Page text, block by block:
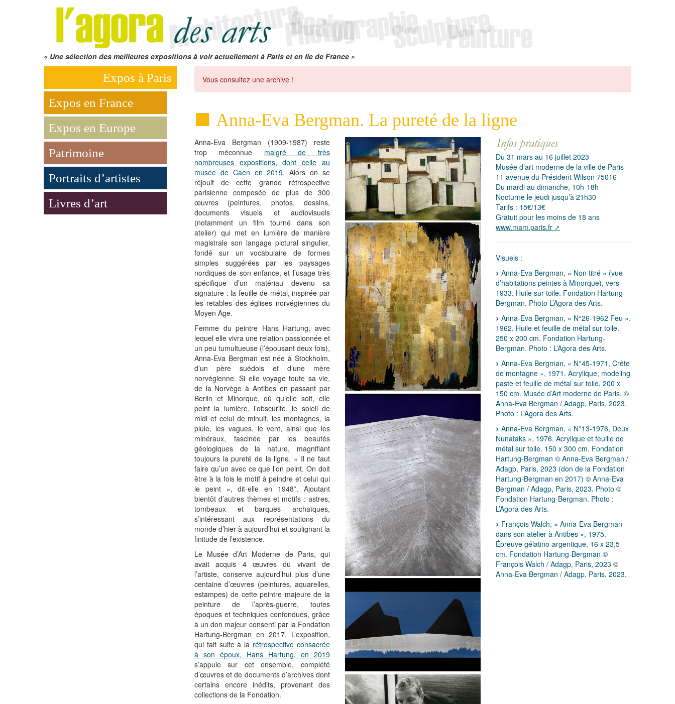
« Une sélection des meilleures expositions à voir actuellement à Paris et en Ile de France »
Expos à Paris
Expos en France
Expos en Europe
Patrimoine
Portraits d’artistes
Livres d’art
Vous consultez une archive !
Anna-Eva Bergman. La pureté de la ligne
Anna-Eva Bergman (1909-1987) reste
trop méconnue malgré de très
nombreuses expositions, dont celle au
musée de Caen en 2019. Alors on se
réjouit de cette grande rétrospective
parisienne composée de plus de 300
œuvres (peintures, photos, dessins,
documents visuels et audiovisuels
(notamment un film tourné dans son
atelier) qui met en lumière de manière
magistrale son langage pictural singulier,
fondé sur un vocabulaire de formes
simples suggérées par les paysages
nordiques de son enfance, et l’usage très
spécifique d’un matériau devenu sa
signature : la feuille de métal, inspirée par
les retables des églises norvégiennes du
Moyen Age.
Femme du peintre Hans Hartung, avec
lequel elle vivra une relation passionnée et
un peu tumultueuse (l’épousant deux fois),
Anna-Eva Bergman est née à Stockholm,
d’un père suédois et d’une mère
norvégienne. Si elle voyage toute sa vie,
de la Norvège à Antibes en passant par
Berlin et Minorque, où qu’elle soit, elle
peint la lumière, l’obscurité, le soleil de
midi et celui de minuit, les montagnes, la
pluie, les vagues, le vent, ainsi que les
minéraux, fascinée par les beautés
géologiques de la nature, magnifiant
toujours la pureté de la ligne. « Il ne faut
faire qu’un avec ce que l’on peint. On doit
être à la fois le motif à peindre et celui qui
le peint », dit-elle en 1948*. Ajoutant
bientôt d’autres thèmes et motifs : astres,
tombeaux et barques archaïques,
s’intéressant aux représentations du
monde d’hier à aujourd’hui et soulignant la
finitude de l’existence.
Le Musée d’Art Moderne de Paris, qui
avait acquis 4 œuvres du vivant de
l’artiste, conserve aujourd’hui plus d’une
centaine d’œuvres (peintures, aquarelles,
estampes) de cette peintre majeure de la
peinture de l’après-guerre, toutes
époques et techniques confondues, grâce
à un don majeur consenti par la Fondation
Hartung-Bergman en 2017. L’exposition,
qui fait suite à la rétrospective consacrée
à son époux, Hans Hartung, en 2019
s’appuie sur cet ensemble, complété
d’œuvres et de documents d’archives dont
certains encore inédits, provenant des
collections de la Fondation.
Du 31 mars au 16 juillet 2023
Musée d’art moderne de la ville de Paris
11 avenue du Président Wilson 75016
Du mardi au dimanche, 10h-18h
Nocturne le jeudi jusqu’à 21h30
Tarifs : 15€/13€
Gratuit pour les moins de 18 ans
www.mam.paris.fr
Visuels :
Anna-Eva Bergman, « Non titré » (vue
d’habitations peintes à Minorque), vers
1933. Huile sur toile. Fondation Hartung-
Bergman. Photo L’Agora des Arts.
Anna-Eva Bergman, « N°26-1962 Feu ».
1962. Huile et feuille de métal sur toile.
250 x 200 cm. Fondation Hartung-
Bergman. Photo : L’Agora des Arts.
Anna-Eva Bergman, « N°45-1971, Crête
de montagne », 1971. Acrylique, modeling
paste et feuille de métal sur toile, 200 x
150 cm. Musée d’Art moderne de Paris. ©
Anna-Eva Bergman / Adagp, Paris, 2023.
Photo : L’Agora des Arts.
Anna-Eva Bergman, « N°13-1976, Deux
Nunataks », 1976. Acrylique et feuille de
métal sur toile. 150 x 300 cm. Fondation
Hartung-Bergman © Anna-Eva Bergman /
Adagp, Paris, 2023 (don de la Fondation
Hartung-Bergman en 2017) © Anna-Eva
Bergman / Adagp, Paris, 2023. Photo ©
Fondation Hartung-Bergman. Photo :
L’Agora des Arts.
François Walch, « Anna-Eva Bergman
dans son atelier à Antibes », 1975.
Épreuve gélatino-argentique, 16 x 23,5
cm. Fondation Hartung-Bergman ©
François Walch / Adagp, Paris, 2023 ©
Anna-Eva Bergman / Adagp, Paris, 2023.